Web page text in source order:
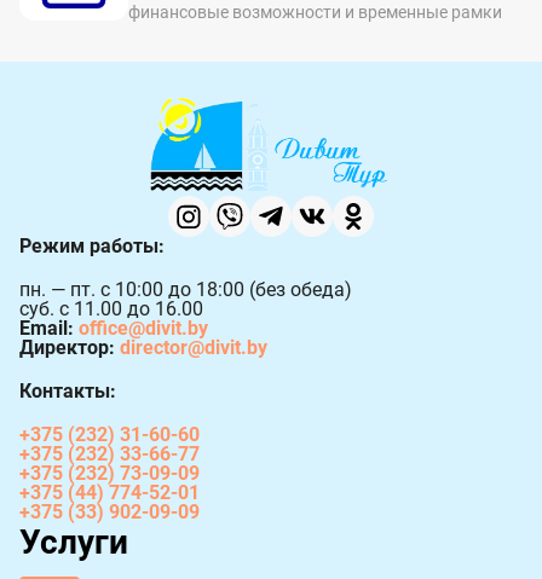
финансовые возможности и временные рамки
Услуги
Режим работы:
пн. — пт. с 10:00 до 18:00 (без обеда)
суб. с 11.00 до 16.00
Email: office@divit.by
Директор: director@divit.by
Контакты:
+375 (232) 31-60-60
+375 (232) 33-66-77
+375 (232) 73-09-09
+375 (44) 774-52-01
+375 (33) 902-09-09